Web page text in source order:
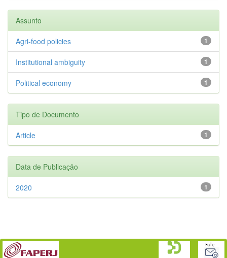
Assunto
1
Agri-food policies
1
Institutional ambiguity
1
Political economy
Tipo de Documento
1
Article
Data de Publicação
1
2020